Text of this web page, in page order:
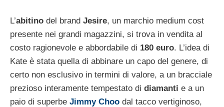
L’abitino del brand Jesire, un marchio medium cost
presente nei grandi magazzini, si trova in vendita al
costo ragionevole e abbordabile di 180 euro. L’idea di
Kate è stata quella di abbinare un capo del genere, di
certo non esclusivo in termini di valore, a un bracciale
prezioso interamente tempestato di diamanti e a un
paio di superbe Jimmy Choo dal tacco vertiginoso,